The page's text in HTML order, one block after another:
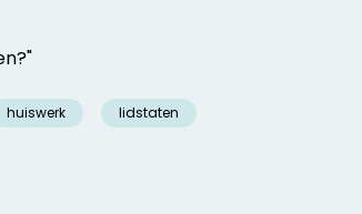
huiswerk lidstaten